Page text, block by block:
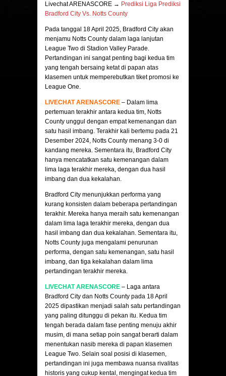
Livechat ARENASCORE → Prediksi Liga Prediksi
Bradford City Vs. Notts County
Pada tanggal 18 April 2025, Bradford City akan
menjamu Notts County dalam laga lanjutan
League Two di Stadion Valley Parade.
Pertandingan ini sangat penting bagi kedua tim
yang tengah bersaing ketat di papan atas
klasemen untuk memperebutkan tiket promosi ke
League One.​
LIVECHAT ARENASCORE – Dalam lima
pertemuan terakhir antara kedua tim, Notts
County unggul dengan empat kemenangan dan
satu hasil imbang. Terakhir kali bertemu pada 21
Desember 2024, Notts County menang 3-0 di
kandang mereka. Sementara itu, Bradford City
hanya mencatatkan satu kemenangan dalam
lima laga terakhir mereka, dengan dua hasil
imbang dan dua kekalahan. ​
Bradford City menunjukkan performa yang
kurang konsisten dalam beberapa pertandingan
terakhir. Mereka hanya meraih satu kemenangan
dalam lima laga terakhir mereka, dengan dua
hasil imbang dan dua kekalahan. Sementara itu,
Notts County juga mengalami penurunan
performa, dengan satu kemenangan, satu hasil
imbang, dan tiga kekalahan dalam lima
pertandingan terakhir mereka.
LIVECHAT ARENASCORE – Laga antara
Bradford City dan Notts County pada 18 April
2025 dipastikan menjadi salah satu pertandingan
yang paling ditunggu di pekan itu. Kedua tim
tengah berada dalam fase penting menuju akhir
musim, di mana setiap poin sangat berarti dalam
menentukan nasib mereka di papan klasemen
League Two. Selain soal posisi di klasemen,
pertandingan ini juga membawa nuansa rivalitas
historis yang cukup kental, mengingat kedua tim